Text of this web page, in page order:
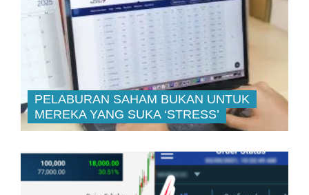
PELABURAN SAHAM BUKAN UNTUK
MEREKA YANG SUKA ‘STRESS’